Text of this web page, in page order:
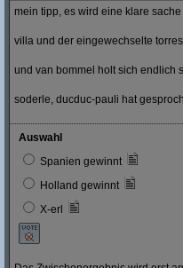
mein tipp, es wird eine klare
villa und der eingewechselte
und van bommel holt sich endlich
soderle, ducduc-pauli hat
Auswahl
Spanien gewinnt
Holland gewinnt
X-erl